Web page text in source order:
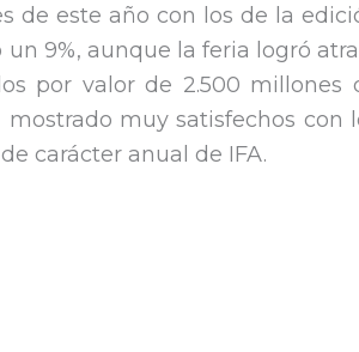
de este año con los de la
9%, aunque la feria logró
por valor de 2.500 millones
muy satisfechos con
carácter anual de IFA.